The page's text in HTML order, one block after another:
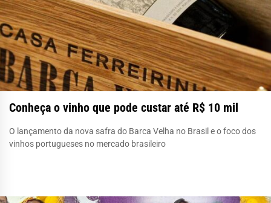
Conheça o vinho que pode custar até R$ 10 mil
O lançamento da nova safra do Barca Velha no Brasil e o foco dos
vinhos portugueses no mercado brasileiro